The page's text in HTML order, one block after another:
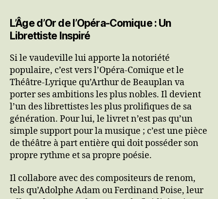
L’Âge d’Or de l’Opéra-Comique : Un
Librettiste Inspiré
Si le vaudeville lui apporte la notoriété
populaire, c’est vers l’Opéra-Comique et le
Théâtre-Lyrique qu’Arthur de Beauplan va
porter ses ambitions les plus nobles. Il devient
l’un des librettistes les plus prolifiques de sa
génération. Pour lui, le livret n’est pas qu’un
simple support pour la musique ; c’est une pièce
de théâtre à part entière qui doit posséder son
propre rythme et sa propre poésie.
Il collabore avec des compositeurs de renom,
tels qu’Adolphe Adam ou Ferdinand Poise, leur